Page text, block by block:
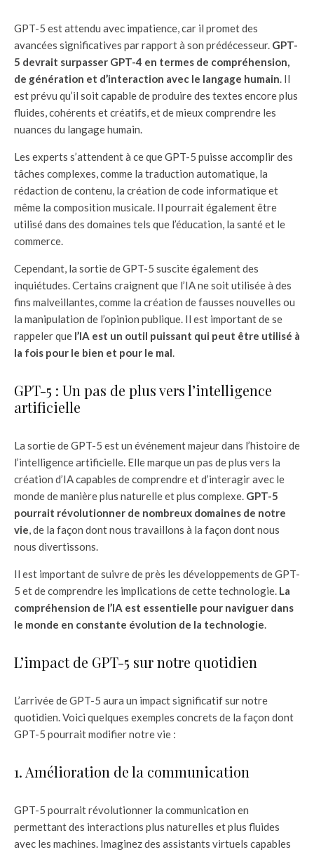
GPT-5 est attendu avec impatience, car il promet des
avancées significatives par rapport à son prédécesseur. GPT-
5 devrait surpasser GPT-4 en termes de compréhension,
de génération et d’interaction avec le langage humain. Il
est prévu qu’il soit capable de produire des textes encore plus
fluides, cohérents et créatifs, et de mieux comprendre les
nuances du langage humain.
Les experts s’attendent à ce que GPT-5 puisse accomplir des
tâches complexes, comme la traduction automatique, la
rédaction de contenu, la création de code informatique et
même la composition musicale. Il pourrait également être
utilisé dans des domaines tels que l’éducation, la santé et le
commerce.
Cependant, la sortie de GPT-5 suscite également des
inquiétudes. Certains craignent que l’IA ne soit utilisée à des
fins malveillantes, comme la création de fausses nouvelles ou
la manipulation de l’opinion publique. Il est important de se
rappeler que l’IA est un outil puissant qui peut être utilisé à
la fois pour le bien et pour le mal.
GPT-5 : Un pas de plus vers l’intelligence
artificielle
La sortie de GPT-5 est un événement majeur dans l’histoire de
l’intelligence artificielle. Elle marque un pas de plus vers la
création d’IA capables de comprendre et d’interagir avec le
monde de manière plus naturelle et plus complexe. GPT-5
pourrait révolutionner de nombreux domaines de notre
vie, de la façon dont nous travaillons à la façon dont nous
nous divertissons.
Il est important de suivre de près les développements de GPT-
5 et de comprendre les implications de cette technologie. La
compréhension de l’IA est essentielle pour naviguer dans
le monde en constante évolution de la technologie.
L’impact de GPT-5 sur notre quotidien
L’arrivée de GPT-5 aura un impact significatif sur notre
quotidien. Voici quelques exemples concrets de la façon dont
GPT-5 pourrait modifier notre vie :
1. Amélioration de la communication
GPT-5 pourrait révolutionner la communication en
permettant des interactions plus naturelles et plus fluides
avec les machines. Imaginez des assistants virtuels capables